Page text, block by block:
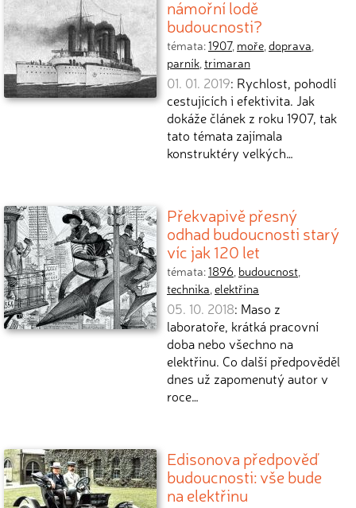
námořní lodě
budoucnosti?
témata:1907, moře,doprava,
parník,trimaran
01. 01. 2019: Rychlost, pohodlí
cestujících i efektivita. Jak
dokáže článek z roku 1907, tak
tato témata zajímala
konstruktéry velkých…
Překvapivě přesný
odhad budoucnosti starý
víc jak 120 let
témata:1896, budoucnost,
technika,elektřina
05. 10. 2018: Maso z
laboratoře, krátká pracovní
doba nebo všechno na
elektřinu. Co další předpověděl
dnes už zapomenutý autor v
roce…
Edisonova předpověď
budoucnosti: vše bude
na elektřinu